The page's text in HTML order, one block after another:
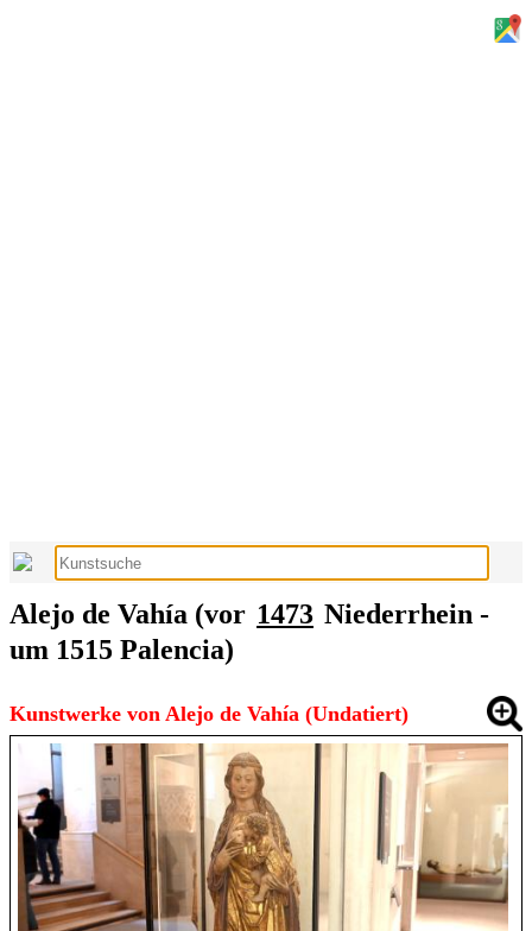
Alejo de Vahía (vor 1473 Niederrhein -
um 1515 Palencia)
Kunstwerke von Alejo de Vahía (Undatiert)